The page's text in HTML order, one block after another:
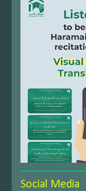
Social Media